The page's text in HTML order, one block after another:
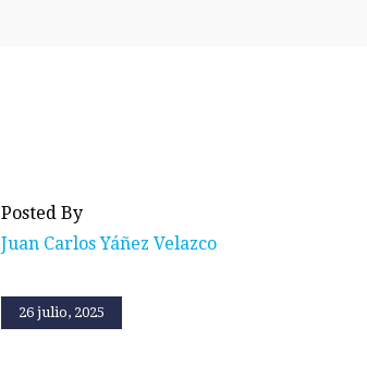
26 julio, 2025
Posted By
Juan Carlos Yáñez Velazco